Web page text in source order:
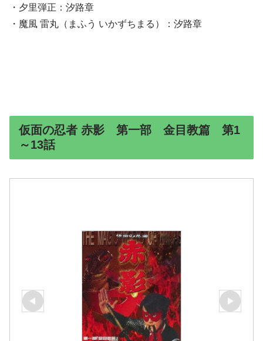
・夕里弾正：汐路章
・魔風 雷丸（まふう いかずちまる）：汐路章
仮面の忍者 赤影 第一部 金目教篇 第1
～13話